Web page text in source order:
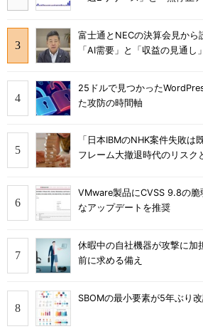
富士通とNECの決算会見か
「AI需要」と「収益の見通し」
25ドルで見つかった
た攻防の時間軸
「日本IBMのNHK案件失敗
フレーム大撤退時代のリスク
VMware製品にCVSS 9.8の
なアップデートを推奨
休暇中の自社機器が攻撃に
前に求める備え
SBOMの最小要素が5年ぶり